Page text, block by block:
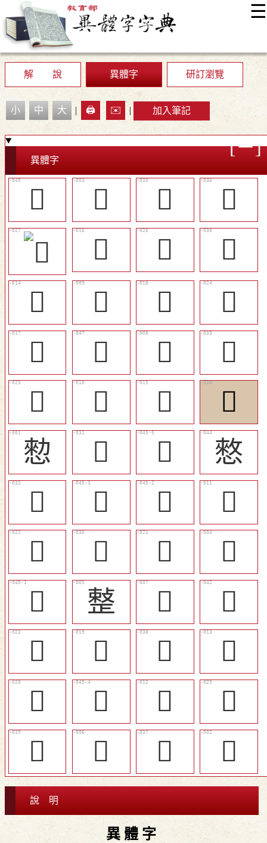
☰
最新消息
顯示模式
網站導覽
EN
解 說
異體字 研訂瀏覽
小 中 大 | 🖨️ ✉️ | 加入筆記
異體字
󲠘 󲟷 𠢦
󲠞
󲠁
󲠋
󲠎
󲟿
󲟺 󲠃
󲠉
󲠂
𢝗 󲟹
󲠑
󲠊
󲟻 󲠀
󲠒
愸
󲠏 󲠝
憗
󲠐
󲠛 󲠚
󲟼
󲠇
󲠓 󲠆
𢿋
󲠙
𢿫 󲟸
󲠗
󲠈
󲠄 󲠕
󲟾
󲠅
󲠜 󲟽
󲠍
󲠖
𣦔 󲠔 󲟶
說 明
異 體 字